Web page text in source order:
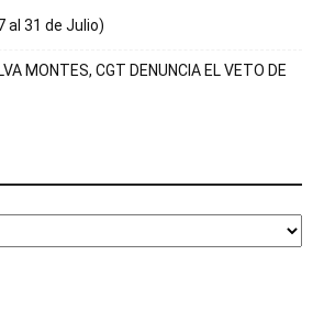
al 31 de Julio)
MONTES, CGT DENUNCIA EL VETO DE